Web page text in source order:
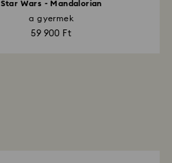
Star Wars - Mandalorian
a gyermek
59 900 Ft